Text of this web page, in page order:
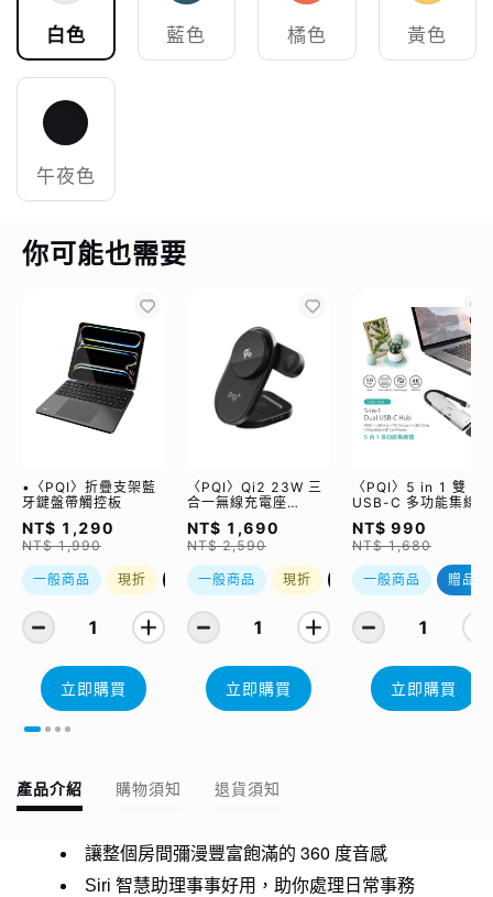
白色 藍色 橘色 黃色
午夜色
你可能也需要
•〈PQI〉折疊支架藍
牙鍵盤帶觸控板
NT$ 1,290
NT$ 1,990
一般商品 現折 優惠加購
1
立即購買
〈PQI〉Qi2 23W 三
合一無線充電座
(WCC2302)
NT$ 1,690
NT$ 2,590
一般商品 現折 優惠加購
1
立即購買
〈PQI〉5 in 1 雙
USB-C 多功能集線器
（限量加贈｜U988
class 10 Micro SD
記憶卡 64GB，附 SD
轉卡）
NT$ 990
NT$ 1,680
一般商品 贈品
1
立即購買
產品介紹 購物須知 退貨須知
讓整個房間彌漫豐富飽滿的 360 度音感
Siri 智慧助理事事好用，助你處理日常事務